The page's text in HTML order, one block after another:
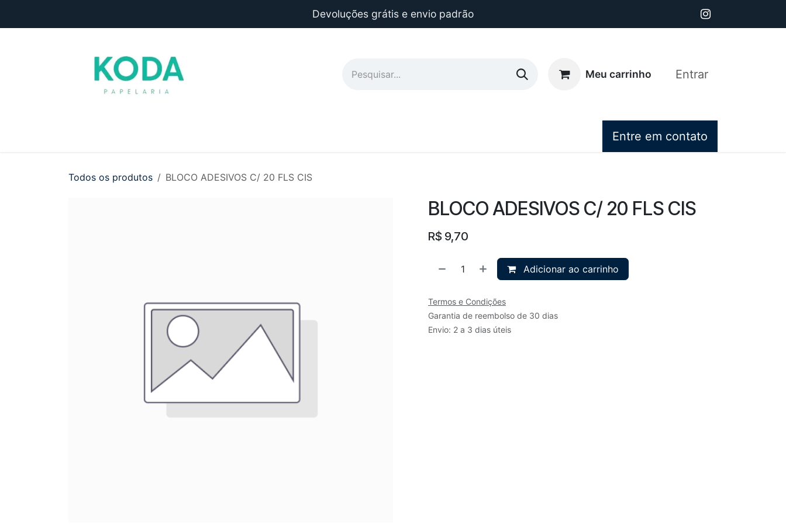
Devoluções grátis e envio padrão
Meu carrinho Entrar
Entre em contato
Todos os produtos BLOCO ADESIVOS C/ 20 FLS CIS
BLOCO ADESIVOS C/ 20 FLS CIS
R$ 9,70
Adicionar ao carrinho
Termos e Condições
Garantia de reembolso de 30 dias
Envio: 2 a 3 dias úteis